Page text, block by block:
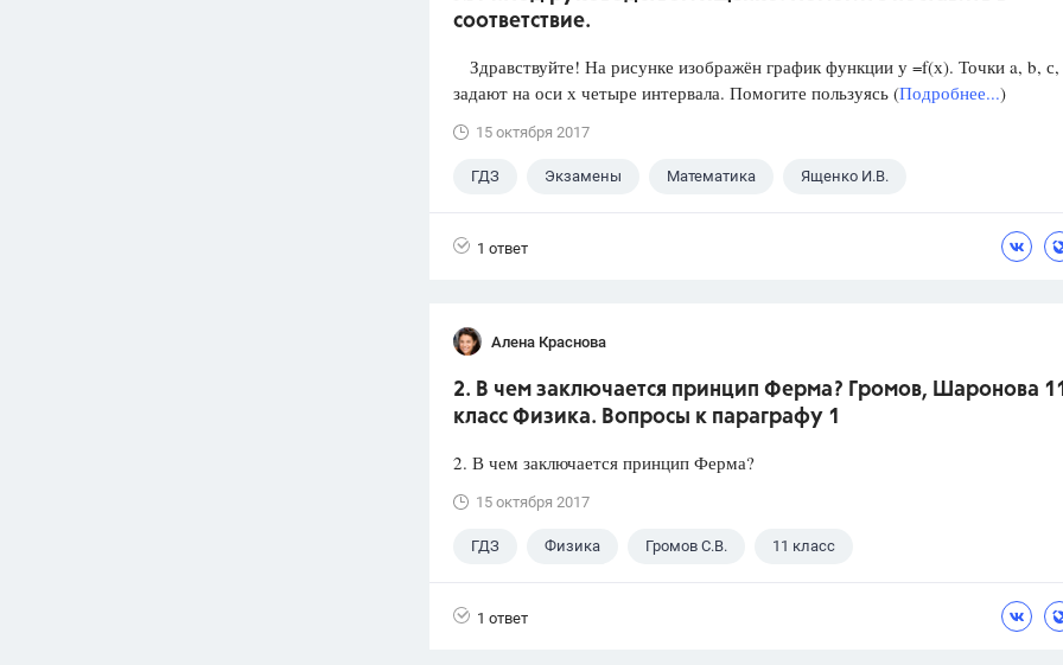
соответствие.
Здравствуйте! На рисунке изображён график функции у =f(х). Точки a, b, с,
задают на оси х четыре интервала. Помогите пользуясь (Подробнее...)
15 октября 2017
ГДЗ Экзамены Математика Ященко И.В.
1 ответ
Алена Краснова
2. В чем заключается принцип Ферма? Громов, Шаронова 11
класс Физика. Вопросы к параграфу 1
2. В чем заключается принцип Ферма?
15 октября 2017
ГДЗ Физика Громов С.В. 11 класс
1 ответ